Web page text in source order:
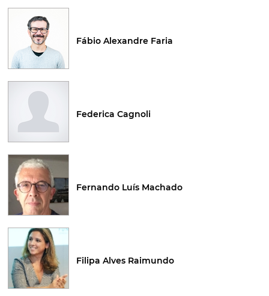
Fábio Alexandre Faria
Federica Cagnoli
Fernando Luís Machado
Filipa Alves Raimundo